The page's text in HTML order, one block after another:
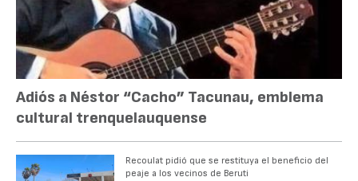
Adiós a Néstor “Cacho” Tacunau, emblema
cultural trenquelauquense
Recoulat pidió que se restituya el beneficio del
peaje a los vecinos de Beruti